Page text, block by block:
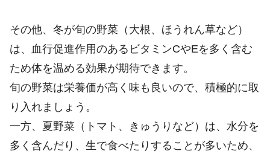
その他、冬が旬の野菜（大根、ほうれん草など）
は、血行促進作用のあるビタミンCやEを多く含む
ため体を温める効果が期待できます。
旬の野菜は栄養価が高く味も良いので、積極的に取
り入れましょう。
一方、夏野菜（トマト、きゅうりなど）は、水分を
多く含んだり、生で食べたりすることが多いため、